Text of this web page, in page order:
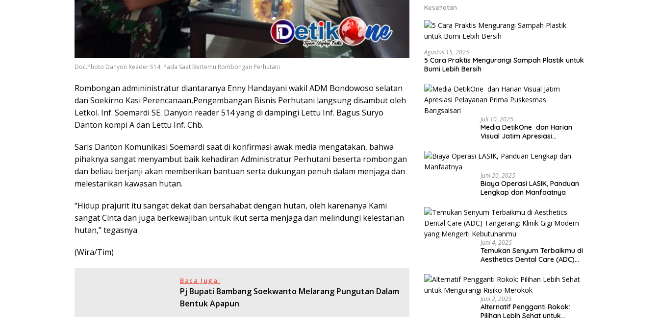
Doc.Photo Danyon Reader 514, Pada Saat Bertemu Rombongan Perhutani
Rombongan admininistratur diantaranya Enny Handayani wakil ADM Bondowoso selatan
dan Soekirno Kasi Perencanaan,Pengembangan Bisnis Perhutani langsung disambut oleh
Letkol. Inf. Soemardi SE. Danyon reader 514 yang di dampingi Lettu Inf. Bagus Suryo
Danton kompi A dan Lettu Inf. Chb.
Saris Danton Komunikasi Soemardi saat di konfirmasi awak media mengatakan, bahwa
pihaknya sangat menyambut baik kehadiran Administratur Perhutani beserta rombongan
dan beliau berjanji akan memberikan bantuan serta dukungan penuh dalam menjaga dan
melestarikan kawasan hutan.
“Hidup prajurit itu sangat dekat dan bersahabat dengan hutan, oleh karenanya Kami
sangat Cinta dan juga berkewajiban untuk ikut serta menjaga dan melindungi kelestarian
hutan,” tegasnya
(Wira/Tim)
Baca Juga:
Pj Bupati Bambang Soekwanto Melarang Pungutan Dalam
Bentuk Apapun
Kesehatan
Agustus 15, 2025
5 Cara Praktis Mengurangi Sampah Plastik untuk
Bumi Lebih Bersih
Juli 10, 2025
Media DetikOne dan Harian
Visual Jatim Apresiasi
Bangsalsari
Juni 20, 2025
Biaya Operasi LASIK, Panduan
Lengkap dan Manfaatnya
Juni 4, 2025
Temukan Senyum Terbaikmu di
Aesthetics Dental Care (ADC)
yang Mengerti Kebutuhanmu
Juni 2, 2025
Alternatif Pengganti Rokok:
Pilihan Lebih Sehat untuk